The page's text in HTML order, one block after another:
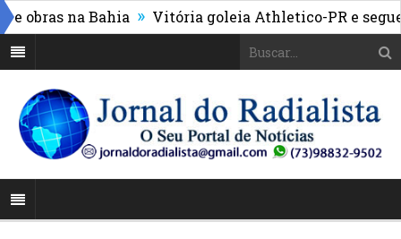
na Bahia » Vitória goleia Athletico-PR e segue na